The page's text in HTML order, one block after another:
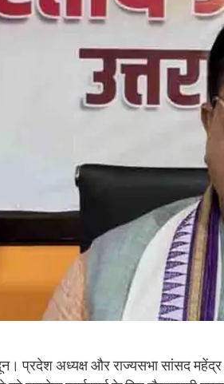
प्रदेश अध्यक्ष और राज्यसभा सांसद